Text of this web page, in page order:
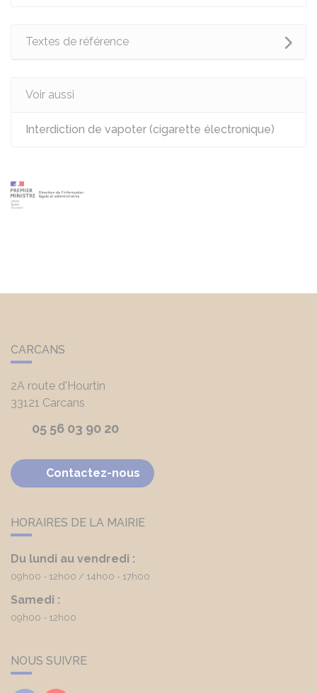
Textes de référence
Voir aussi
Interdiction de vapoter (cigarette électronique)
CARCANS
2A route d'Hourtin
33121 Carcans
05 56 03 90 20
Contactez-nous
HORAIRES DE LA MAIRIE
Du lundi au vendredi :
09h00 - 12h00 14h00 - 17h00
Samedi :
09h00 - 12h00
NOUS SUIVRE